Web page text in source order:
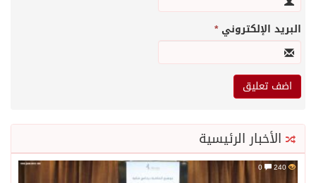
البريد الإلكتروني*
الأخبار الرئيسية
240